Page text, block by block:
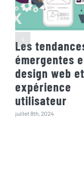
Les
émergentes
design web et
expérience
utilisateur
juillet 8th, 2024